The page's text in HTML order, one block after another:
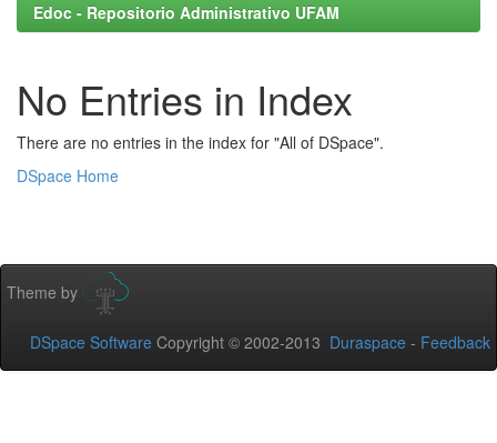
Edoc - Repositorio Administrativo UFAM
No Entries in Index
There are no entries in the index for "All of DSpace".
DSpace Home
Theme by
DSpace Software Copyright © 2002-2013 Duraspace - Feedback